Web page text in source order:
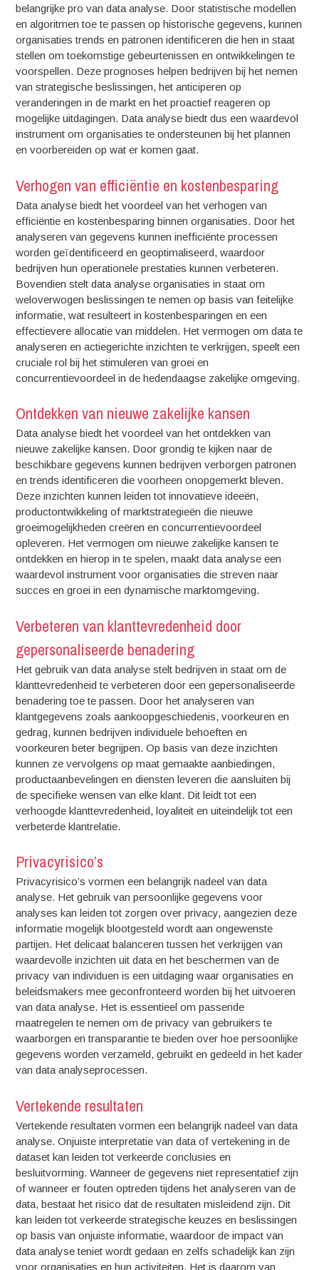
belangrijke pro van data analyse. Door statistische modellen
en algoritmen toe te passen op historische gegevens, kunnen
organisaties trends en patronen identificeren die hen in staat
stellen om toekomstige gebeurtenissen en ontwikkelingen te
voorspellen. Deze prognoses helpen bedrijven bij het nemen
van strategische beslissingen, het anticiperen op
veranderingen in de markt en het proactief reageren op
mogelijke uitdagingen. Data analyse biedt dus een waardevol
instrument om organisaties te ondersteunen bij het plannen
en voorbereiden op wat er komen gaat.
Verhogen van efficiëntie en kostenbesparing
Data analyse biedt het voordeel van het verhogen van
efficiëntie en kostenbesparing binnen organisaties. Door het
analyseren van gegevens kunnen inefficiënte processen
worden geïdentificeerd en geoptimaliseerd, waardoor
bedrijven hun operationele prestaties kunnen verbeteren.
Bovendien stelt data analyse organisaties in staat om
weloverwogen beslissingen te nemen op basis van feitelijke
informatie, wat resulteert in kostenbesparingen en een
effectievere allocatie van middelen. Het vermogen om data te
analyseren en actiegerichte inzichten te verkrijgen, speelt een
cruciale rol bij het stimuleren van groei en
concurrentievoordeel in de hedendaagse zakelijke omgeving.
Ontdekken van nieuwe zakelijke kansen
Data analyse biedt het voordeel van het ontdekken van
nieuwe zakelijke kansen. Door grondig te kijken naar de
beschikbare gegevens kunnen bedrijven verborgen patronen
en trends identificeren die voorheen onopgemerkt bleven.
Deze inzichten kunnen leiden tot innovatieve ideeën,
productontwikkeling of marktstrategieën die nieuwe
groeimogelijkheden creëren en concurrentievoordeel
opleveren. Het vermogen om nieuwe zakelijke kansen te
ontdekken en hierop in te spelen, maakt data analyse een
waardevol instrument voor organisaties die streven naar
succes en groei in een dynamische marktomgeving.
Verbeteren van klanttevredenheid door
gepersonaliseerde benadering
Het gebruik van data analyse stelt bedrijven in staat om de
klanttevredenheid te verbeteren door een gepersonaliseerde
benadering toe te passen. Door het analyseren van
klantgegevens zoals aankoopgeschiedenis, voorkeuren en
gedrag, kunnen bedrijven individuele behoeften en
voorkeuren beter begrijpen. Op basis van deze inzichten
kunnen ze vervolgens op maat gemaakte aanbiedingen,
productaanbevelingen en diensten leveren die aansluiten bij
de specifieke wensen van elke klant. Dit leidt tot een
verhoogde klanttevredenheid, loyaliteit en uiteindelijk tot een
verbeterde klantrelatie.
Privacyrisico’s
Privacyrisico’s vormen een belangrijk nadeel van data
analyse. Het gebruik van persoonlijke gegevens voor
analyses kan leiden tot zorgen over privacy, aangezien deze
informatie mogelijk blootgesteld wordt aan ongewenste
partijen. Het delicaat balanceren tussen het verkrijgen van
waardevolle inzichten uit data en het beschermen van de
privacy van individuen is een uitdaging waar organisaties en
beleidsmakers mee geconfronteerd worden bij het uitvoeren
van data analyse. Het is essentieel om passende
maatregelen te nemen om de privacy van gebruikers te
waarborgen en transparantie te bieden over hoe persoonlijke
gegevens worden verzameld, gebruikt en gedeeld in het kader
van data analyseprocessen.
Vertekende resultaten
Vertekende resultaten vormen een belangrijk nadeel van data
analyse. Onjuiste interpretatie van data of vertekening in de
dataset kan leiden tot verkeerde conclusies en
besluitvorming. Wanneer de gegevens niet representatief zijn
of wanneer er fouten optreden tijdens het analyseren van de
data, bestaat het risico dat de resultaten misleidend zijn. Dit
kan leiden tot verkeerde strategische keuzes en beslissingen
op basis van onjuiste informatie, waardoor de impact van
data analyse teniet wordt gedaan en zelfs schadelijk kan zijn
voor organisaties en hun activiteiten. Het is daarom van